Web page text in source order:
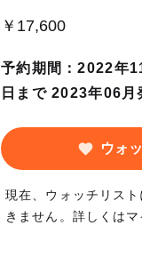
￥17,600
予約期間：2022年
日まで 2023年06
ウォ
現在、ウォッチリス
きません。詳しくは